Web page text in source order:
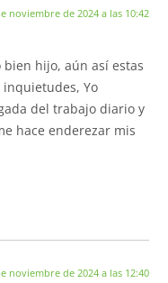
noviembre de 2024 a las 10:42
hijo, aún así estas
Yo
del trabajo diario y
hace enderezar mis
noviembre de 2024 a las 12:40